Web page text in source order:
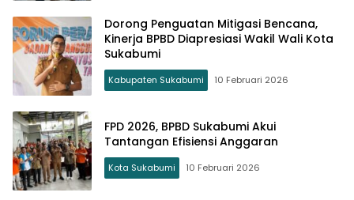
Dorong Penguatan Mitigasi Bencana,
Kinerja BPBD Diapresiasi Wakil Wali Kota
Sukabumi
Kabupaten Sukabumi 10 Februari 2026
FPD 2026, BPBD Sukabumi Akui
Tantangan Efisiensi Anggaran
Kota Sukabumi 10 Februari 2026